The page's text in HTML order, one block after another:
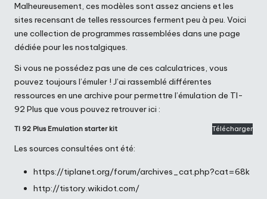
Malheureusement, ces modèles sont assez anciens et les
sites recensant de telles ressources ferment peu à peu. Voici
une collection de programmes rassemblées dans une page
dédiée pour les nostalgiques.
Si vous ne possédez pas une de ces calculatrices, vous
pouvez toujours l’émuler ! J’ai rassemblé différentes
ressources en une archive pour permettre l’émulation de TI-
92 Plus que vous pouvez retrouver ici :
TI 92 Plus Emulation starter kit Télécharger
Les sources consultées ont été:
https://tiplanet.org/forum/archives_cat.php?cat=68k
http://tistory.wikidot.com/